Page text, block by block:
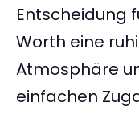
Entscheidung
Worth eine
Atmosphäre
einfachen